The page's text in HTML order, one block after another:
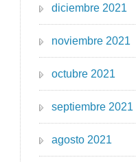
diciembre 2021
noviembre 2021
octubre 2021
septiembre 2021
agosto 2021